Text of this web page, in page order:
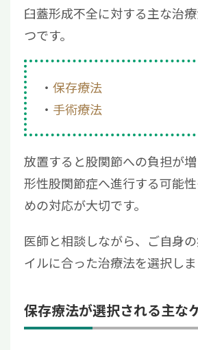
臼蓋形成不全に対する主な治
つです。
保存療法
手術療法
放置すると股関節への負担が
形性股関節症へ進行する可能
めの対応が大切です。
医師と相談しながら、ご自身
イルに合った治療法を選択しま
保存療法が選択される主な